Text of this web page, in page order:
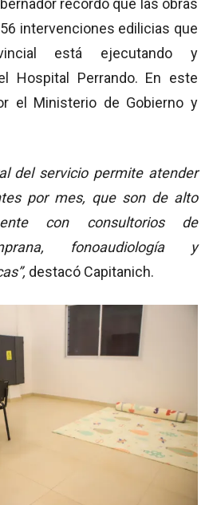
intervenciones edilicias que
está ejecutando y
Hospital Perrando. En este
el Ministerio de Gobierno y
del servicio permite atender
por mes, que son de alto
con consultorios de
fonoaudiología y
destacó Capitanich.